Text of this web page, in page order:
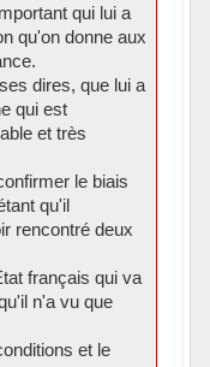
qui lui a
qu'on donne aux
dires, que lui a
qui est
et très
le biais
qu'il
rencontré deux
français qui va
n'a vu que
et le